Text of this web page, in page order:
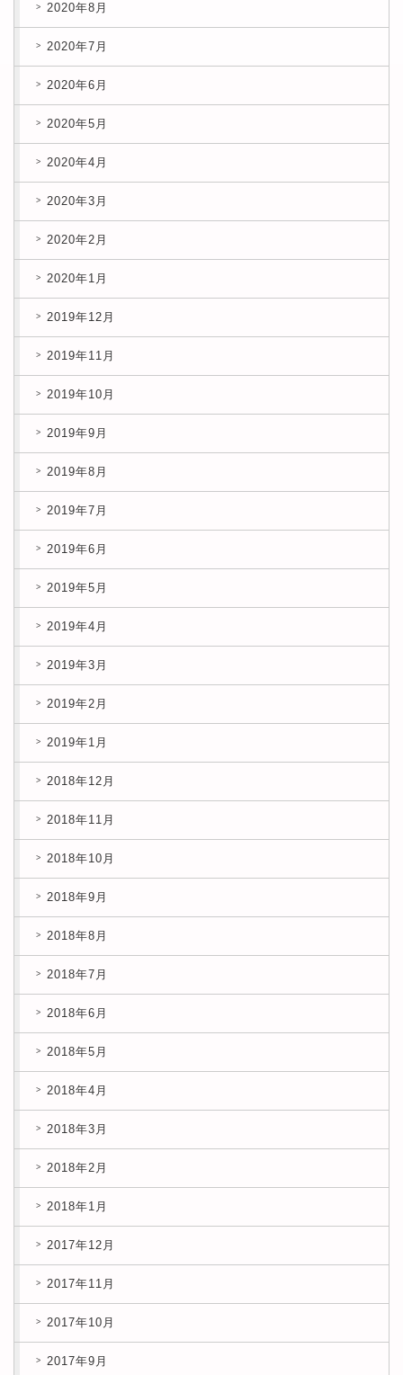
2020年8月
2020年7月
2020年6月
2020年5月
2020年4月
2020年3月
2020年2月
2020年1月
2019年12月
2019年11月
2019年10月
2019年9月
2019年8月
2019年7月
2019年6月
2019年5月
2019年4月
2019年3月
2019年2月
2019年1月
2018年12月
2018年11月
2018年10月
2018年9月
2018年8月
2018年7月
2018年6月
2018年5月
2018年4月
2018年3月
2018年2月
2018年1月
2017年12月
2017年11月
2017年10月
2017年9月